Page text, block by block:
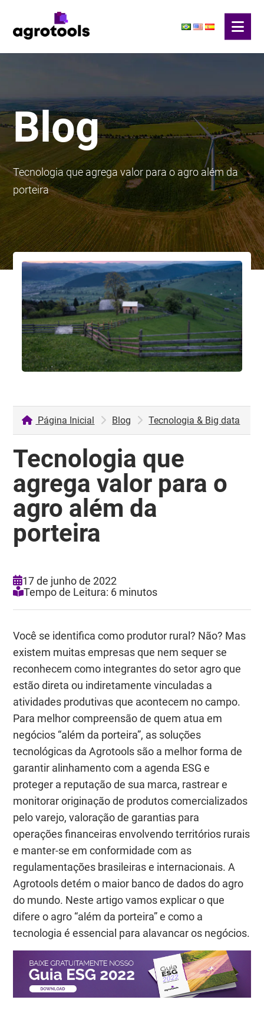
Blog
Tecnologia que agrega valor para o agro além da
porteira
Página Inicial Blog Tecnologia & Big data
Tecnologia que
agrega valor para o
agro além da
porteira
17 de junho de 2022
Tempo de Leitura: 6 minutos
Você se identifica como produtor rural? Não? Mas
existem muitas empresas que nem sequer se
reconhecem como integrantes do setor agro que
estão direta ou indiretamente vinculadas a
atividades produtivas que acontecem no campo.
Para melhor compreensão de quem atua em
negócios “além da porteira”, as soluções
tecnológicas da Agrotools são a melhor forma de
garantir alinhamento com a agenda ESG e
proteger a reputação de sua marca, rastrear e
monitorar originação de produtos comercializados
pelo varejo, valoração de garantias para
operações financeiras envolvendo territórios rurais
e manter-se em conformidade com as
regulamentações brasileiras e internacionais. A
Agrotools detém o maior banco de dados do agro
do mundo. Neste artigo vamos explicar o que
difere o agro “além da porteira” e como a
tecnologia é essencial para alavancar os negócios.